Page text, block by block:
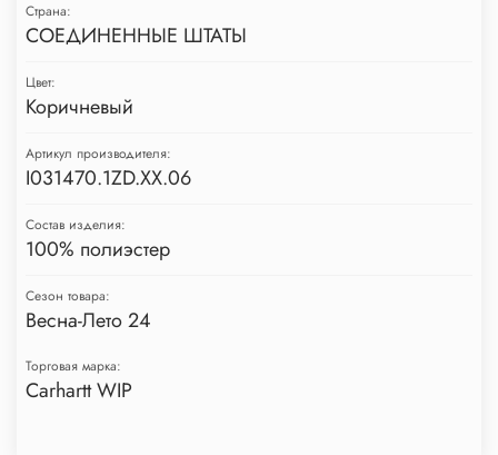
Страна:
СОЕДИНЕННЫЕ ШТАТЫ
Цвет:
Коричневый
Артикул производителя:
I031470.1ZD.XX.06
Состав изделия:
100% полиэстер
Сезон товара:
Весна-Лето 24
Торговая марка:
Carhartt WIP